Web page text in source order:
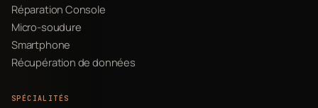
Réparation Console
Micro-soudure
Smartphone
Récupération de données
SPÉCIALITÉS